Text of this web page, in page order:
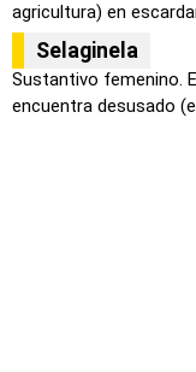
agricultura) en
Selaginela
Sustantivo femenino.
encuentra desusado